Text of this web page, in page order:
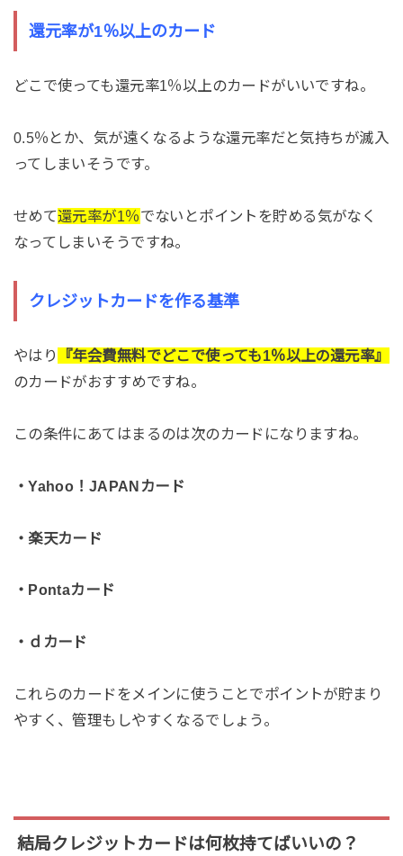
還元率が1％以上のカード
どこで使っても還元率1％以上のカードがいいですね。
0.5％とか、気が遠くなるような還元率だと気持ちが滅入
ってしまいそうです。
せめて還元率が1％でないとポイントを貯める気がなく
なってしまいそうですね。
クレジットカードを作る基準
やはり
『年会費無料でどこで使っても1％以上の還元率』
のカードがおすすめですね。
この条件にあてはまるのは次のカードになりますね。
・Yahoo！JAPANカード
・楽天カード
・Pontaカード
・ｄカード
これらのカードをメインに使うことでポイントが貯まり
やすく、管理もしやすくなるでしょう。
結局クレジットカードは何枚持てばいいの？